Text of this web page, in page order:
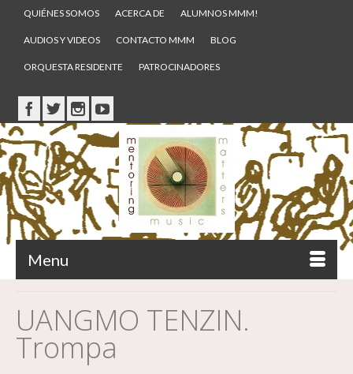
QUIÉNES SOMOS ACERCA DE ALUMNOS MMM!
AUDIOS Y VIDEOS CONTACTO MMM BLOG
ORQUESTA RESIDENTE PATROCINADORES
Menu
UANGMO TENZIN.
Trompa